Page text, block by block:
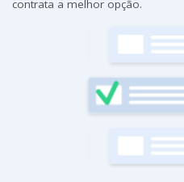
contrata a melhor opção.